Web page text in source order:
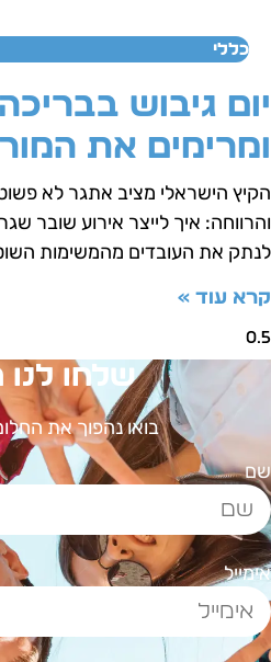
כללי
גיבוש
את
הישראלי מציב אתגר לא
איך לייצר אירוע שובר
את העובדים מהמשימות
עוד »
שלחו לנו
בואו נהפוך את החלום